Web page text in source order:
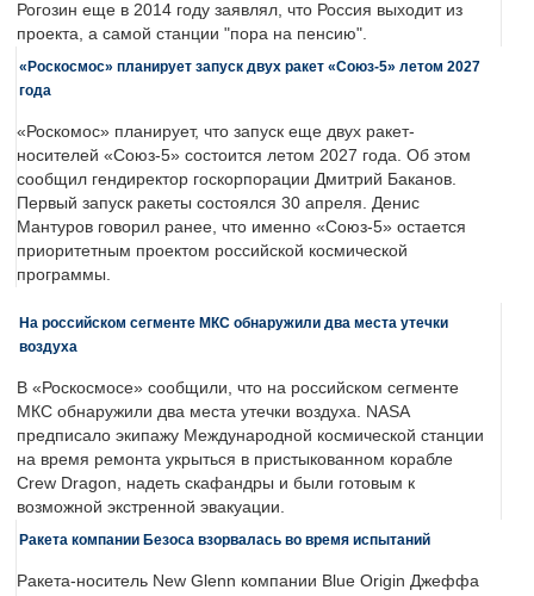
Рогозин еще в 2014 году заявлял, что Россия выходит из
проекта, а самой станции "пора на пенсию".
«Роскосмос» планирует запуск двух ракет «Союз-5» летом 2027
года
«Роскомос» планирует, что запуск еще двух ракет-
носителей «Союз-5» состоится летом 2027 года. Об этом
сообщил гендиректор госкорпорации Дмитрий Баканов.
Первый запуск ракеты состоялся 30 апреля. Денис
Мантуров говорил ранее, что именно «Союз-5» остается
приоритетным проектом российской космической
программы.
На российском сегменте МКС обнаружили два места утечки
воздуха
В «Роскосмосе» сообщили, что на российском сегменте
МКС обнаружили два места утечки воздуха. NASA
предписало экипажу Международной космической станции
на время ремонта укрыться в пристыкованном корабле
Crew Dragon, надеть скафандры и были готовым к
возможной экстренной эвакуации.
Ракета компании Безоса взорвалась во время испытаний
Ракета-носитель New Glenn компании Blue Origin Джеффа